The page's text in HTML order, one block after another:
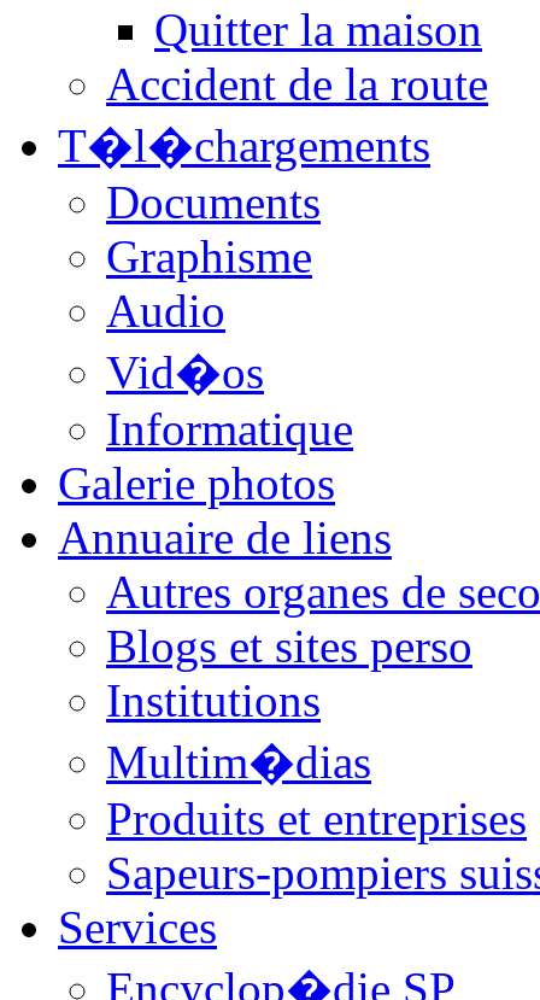
Quitter la maison
Accident de la route
T�l�chargements
Documents
Graphisme
Audio
Vid�os
Informatique
Galerie photos
Annuaire de liens
Autres organes de
Blogs et sites perso
Institutions
Multim�dias
Produits et entreprises
Sapeurs-pompiers
Services
Encyclop�die SP